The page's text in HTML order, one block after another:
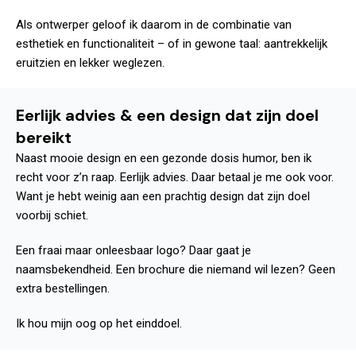
Als ontwerper geloof ik daarom in de combinatie van
esthetiek en functionaliteit – of in gewone taal: aantrekkelijk
eruitzien en lekker weglezen.
Eerlijk advies & een design dat zijn doel
bereikt
Naast mooie design en een gezonde dosis humor, ben ik
recht voor z’n raap. Eerlijk advies. Daar betaal je me ook voor.
Want je hebt weinig aan een prachtig design dat zijn doel
voorbij schiet.
Een fraai maar onleesbaar logo? Daar gaat je
naamsbekendheid. Een brochure die niemand wil lezen? Geen
extra bestellingen.
Ik hou mijn oog op het einddoel.